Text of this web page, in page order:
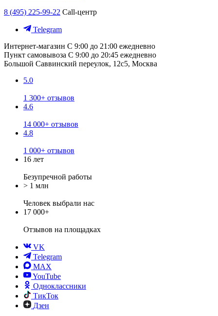
8 (495) 225-99-22 Call-центр
Telegram
Интернет-магазин С 9:00 до 21:00 ежедневно
Пункт самовывоза С 9:00 до 20:45 ежедневно
Большой Саввинский переулок, 12с5, Москва
5.0
1 300+ отзывов
4.6
14 000+ отзывов
4.8
1 000+ отзывов
16 лет
Безупречной работы
> 1 млн
Человек выбрали нас
17 000+
Отзывов на площадках
VK
Telegram
MAX
YouTube
Одноклассники
ТикТок
Дзен